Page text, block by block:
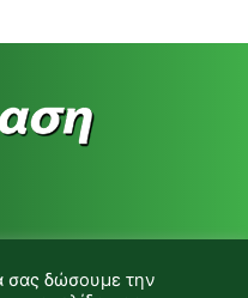
σας δώσουμε την